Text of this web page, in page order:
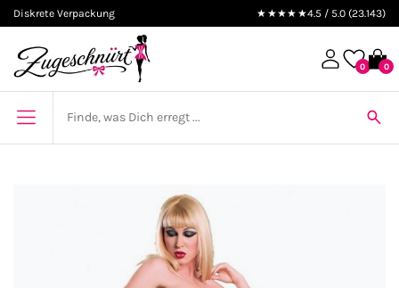
Diskrete Verpackung ★★★★★4.5 / 5.0 (23.143)
0 0